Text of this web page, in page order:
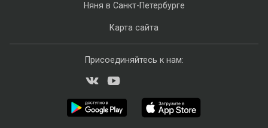
Няня в Санкт-Петербурге
Карта сайта
Присоединяйтесь к нам: